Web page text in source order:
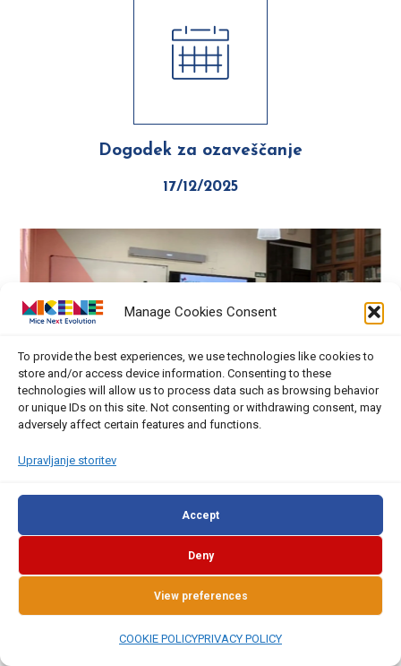
Manage Cookies Consent
To provide the best experiences, we use technologies like cookies to
store and/or access device information. Consenting to these
technologies will allow us to process data such as browsing behavior
or unique IDs on this site. Not consenting or withdrawing consent, may
adversely affect certain features and functions.
Upravljanje storitev
Accept
Deny
View preferences
COOKIE POLICYPRIVACY POLICY
Dogodek za ozaveščanje
17/12/2025
Previous
Place and date of venue: Nebrija
University, Room PRAA110
Organizator:University of Nebrija